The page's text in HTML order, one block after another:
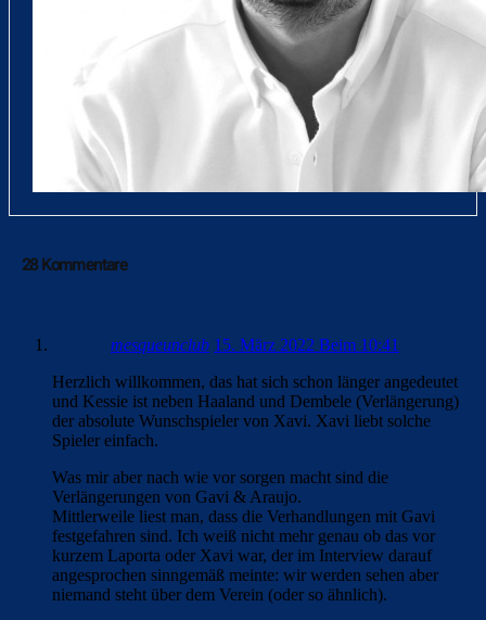
28 Kommentare
mesqueunclub 15. März 2022 Beim 10:41
Herzlich willkommen, das hat sich schon länger angedeutet
und Kessie ist neben Haaland und Dembele (Verlängerung)
der absolute Wunschspieler von Xavi. Xavi liebt solche
Spieler einfach.
Was mir aber nach wie vor sorgen macht sind die
Verlängerungen von Gavi & Araujo.
Mittlerweile liest man, dass die Verhandlungen mit Gavi
festgefahren sind. Ich weiß nicht mehr genau ob das vor
kurzem Laporta oder Xavi war, der im Interview darauf
angesprochen sinngemäß meinte: wir werden sehen aber
niemand steht über dem Verein (oder so ähnlich).